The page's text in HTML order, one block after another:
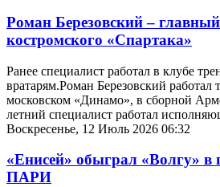
Роман Березовский –
костромского «Спартака»
Ранее специалист работал в клубе
вратарям.Роман Березовский работал
московском «Динамо», в сборной
летний специалист работал
Воскресенье, 12 Июль 2026 06:32
«Енисей» обыграл «Волгу» в
ПАРИ